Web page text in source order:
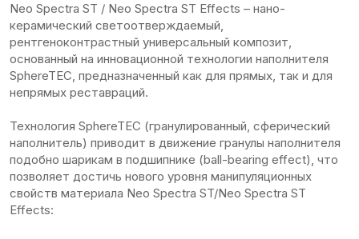
Neo Spectra ST / Neo Spectra ST Effects – нано-
керамический светоотверждаемый,
рентгеноконтрастный универсальный композит,
основанный на инновационной технологии наполнителя
SphereTEC, предназначенный как для прямых, так и для
непрямых реставраций.
Технология SphereTEC (гранулированный, сферический
наполнитель) приводит в движение гранулы наполнителя
подобно шарикам в подшипнике (ball-bearing effect), что
позволяет достичь нового уровня манипуляционных
свойств материала Neo Spectra ST/Neo Spectra ST
Effects: